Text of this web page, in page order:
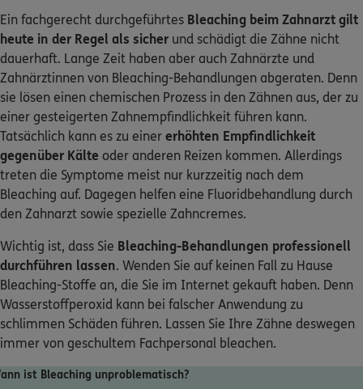
Ein fachgerecht durchgeführtes Bleaching beim Zahnarzt gilt
heute in der Regel als sicher und schädigt die Zähne nicht
dauerhaft. Lange Zeit haben aber auch Zahnärzte und
Zahnärztinnen von Bleaching-Behandlungen abgeraten. Denn
sie lösen einen chemischen Prozess in den Zähnen aus, der zu
einer gesteigerten Zahnempfindlichkeit führen kann.
Tatsächlich kann es zu einer erhöhten Empfindlichkeit
gegenüber Kälte oder anderen Reizen kommen. Allerdings
treten die Symptome meist nur kurzzeitig nach dem
Bleaching auf. Dagegen helfen eine Fluoridbehandlung durch
den Zahnarzt sowie spezielle Zahncremes.
Wichtig ist, dass Sie Bleaching-Behandlungen professionell
durchführen lassen. Wenden Sie auf keinen Fall zu Hause
Bleaching-Stoffe an, die Sie im Internet gekauft haben. Denn
Wasserstoffperoxid kann bei falscher Anwendung zu
schlimmen Schäden führen. Lassen Sie Ihre Zähne deswegen
immer von geschultem Fachpersonal bleachen.
ist Bleaching unproblematisch?